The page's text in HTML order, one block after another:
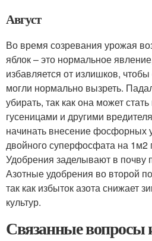
Август
Во время созревания урожая
яблок – это нормальное
избавляется от излишков,
могли нормально вызреть.
убирать, так как она может
гусеницами и другими
начинать внесение фосфорных
двойного суперфосфата на 1м2
Удобрения заделывают в почву
Азотные удобрения во второй
так как избыток азота снижает
культур.
Связанные вопросы